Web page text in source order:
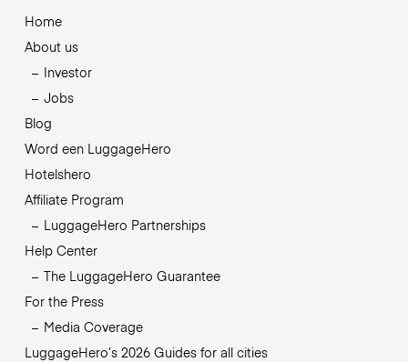
Home
About us
Investor
Jobs
Blog
Word een LuggageHero
Hotelshero
Affiliate Program
LuggageHero Partnerships
Help Center
The LuggageHero Guarantee
For the Press
Media Coverage
LuggageHero’s 2026 Guides for all cities